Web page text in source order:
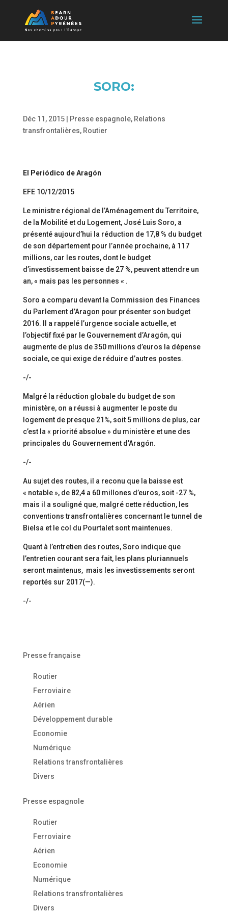
SORO:
Déc 11, 2015| Presse espagnole, Relations
transfrontalières, Routier
El Periódico de Aragón
EFE 10/12/2015
Le ministre régional de l’Aménagement du Territoire,
de la Mobilité et du Logement, José Luis Soro, a
présenté aujourd’hui la réduction de 17,8 % du budget
de son département pour l’année prochaine, à 117
millions, car les routes, dont le budget
d’investissement baisse de 27 %, peuvent attendre un
an, « mais pas les personnes « .
Soro a comparu devant la Commission des Finances
du Parlement d’Aragon pour présenter son budget
2016. Il a rappelé l’urgence sociale actuelle, et
l’objectif fixé par le Gouvernement d’Aragón, qui
augmente de plus de 350 millions d’euros la dépense
sociale, ce qui exige de réduire d’autres postes.
-/-
Malgré la réduction globale du budget de son
ministère, on a réussi à augmenter le poste du
logement de presque 21%, soit 5 millions de plus, car
c’est la « priorité absolue » du ministère et une des
principales du Gouvernement d’Aragón.
-/-
Au sujet des routes, il a reconu que la baisse est
« notable », de 82,4 a 60 millones d’euros, soit -27 %,
mais il a souligné que, malgré cette réduction, les
conventions transfrontalières concernant le tunnel de
Bielsa et le col du Pourtalet sont maintenues.
Quant à l’entretien des routes, Soro indique que
l’entretien courant sera fait, les plans pluriannuels
seront maintenus, mais les investissements seront
reportés sur 2017(—).
-/-
Presse française
Routier
Ferroviaire
Aérien
Développement durable
Economie
Numérique
Relations transfrontalières
Divers
Presse espagnole
Routier
Ferroviaire
Aérien
Economie
Numérique
Relations transfrontalières
Divers